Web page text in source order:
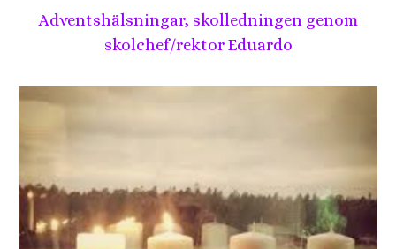
Adventshälsningar, skolledningen genom
skolchef/rektor Eduardo